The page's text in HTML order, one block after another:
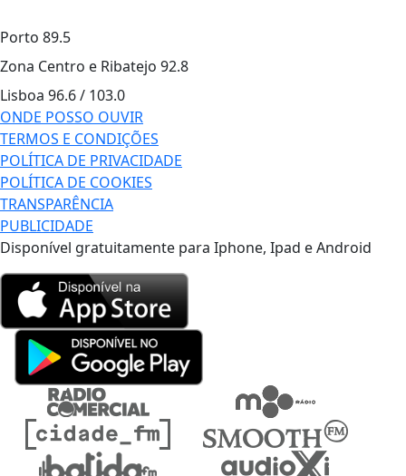
Porto 89.5
Zona Centro e Ribatejo 92.8
Lisboa 96.6 / 103.0
ONDE POSSO OUVIR
TERMOS E CONDIÇÕES
POLÍTICA DE PRIVACIDADE
POLÍTICA DE COOKIES
TRANSPARÊNCIA
PUBLICIDADE
Disponível gratuitamente para Iphone, Ipad e Android